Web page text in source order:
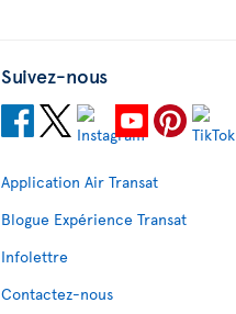
Suivez-nous
Application Air Transat
Blogue Expérience Transat
Infolettre
Contactez-nous